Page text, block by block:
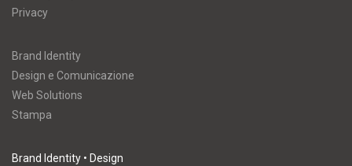
Privacy
Brand Identity
Design e Comunicazione
Web Solutions
Stampa
Brand Identity • Design